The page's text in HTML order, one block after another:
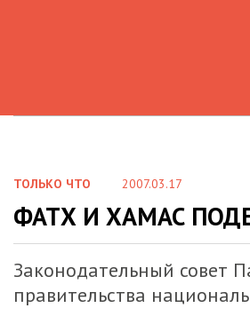
ТОЛЬКО ЧТО 2007.03.17
ФАТХ И ХАМАС
Законодательный совет
правительства